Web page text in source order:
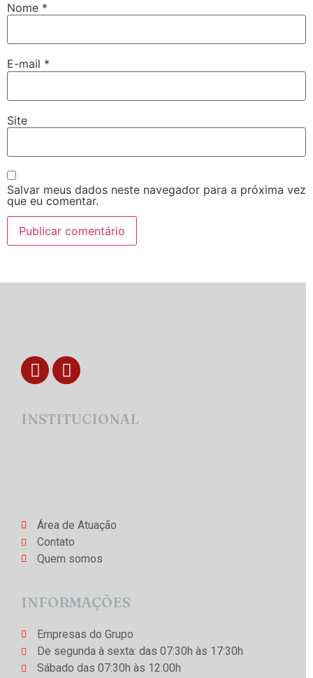
Nome *
E-mail *
Site
Salvar meus dados neste navegador para a próxima vez
que eu comentar.
INSTITUCIONAL
Área de Atuação
Contato
Quem somos
INFORMAÇÕES
Empresas do Grupo
De segunda à sexta: das 07:30h às 17:30h
Sábado das 07:30h às 12:00h